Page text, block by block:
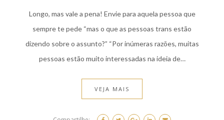
Longo, mas vale a pena! Envie para aquela pessoa que
sempre te pede “mas o que as pessoas trans estão
dizendo sobre o assunto?” “Por inúmeras razões, muitas
pessoas estão muito interessadas na ideia de…
VEJA MAIS